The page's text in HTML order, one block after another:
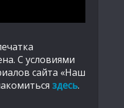
С условиями
сайта «Наш
здесь.